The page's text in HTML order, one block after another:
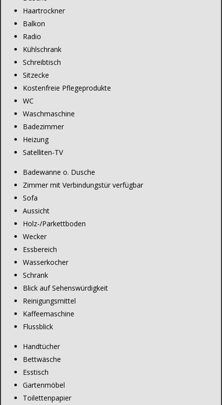
Haartrockner
Balkon
Radio
Kühlschrank
Schreibtisch
Sitzecke
Kostenfreie Pflegeprodukte
WC
Waschmaschine
Badezimmer
Heizung
Satelliten-TV
Badewanne o. Dusche
Zimmer mit Verbindungstür verfügbar
Sofa
Aussicht
Holz-/Parkettboden
Wecker
Essbereich
Wasserkocher
Schrank
Blick auf Sehenswürdigkeit
Reinigungsmittel
Kaffeemaschine
Flussblick
Handtücher
Bettwäsche
Esstisch
Gartenmöbel
Toilettenpapier